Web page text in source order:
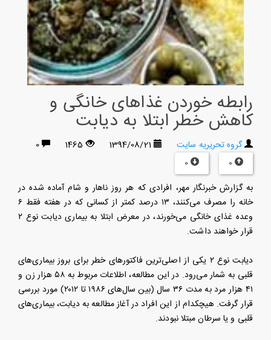
رابطه خوردن غذاهای خانگی و
کاهش خطر ابتلا به دیابت
گروه تحریریه سایت 1394/08/21
1465
0
0
0
به گزارش خبرنگار مهر، افرادی که هر روز ناهار و شام آماده شده در
خانه را مصرف می‌کنند، ۱۳ درصد کمتر از کسانی که در هفته فقط ۶
وعده غذای خانگی می‌خورند، در معرض ابتلا به بیماری دیابت نوع ۲
قرار خواهند داشت.
دیابت نوع ۲ یکی از اصلی‌ترین فاکتورهای خطر برای بروز بیماری‌های
قلبی به شمار می‌رود. در این مطالعه، اطلاعات مربوط به ۵۸ هزار زن و
۴۱ هزار مرد به مدت ۳۶ سال (بین سال‌های ۱۹۸۶ تا ۲۰۱۲) مورد بررسی
قرار گرفت. هیچکدام از این افراد در آغاز مطالعه به دیابت، بیماری‌های
قلبی و یا سرطان مبتلا نبودند.